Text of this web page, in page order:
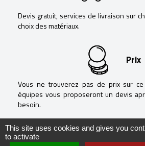
Devis gratuit, services de livraison sur
choix des matériaux.
Prix
Vous ne trouverez pas de prix sur ce
équipes vous proposeront un devis
besoin.
This site uses cookies and gives you
to activate